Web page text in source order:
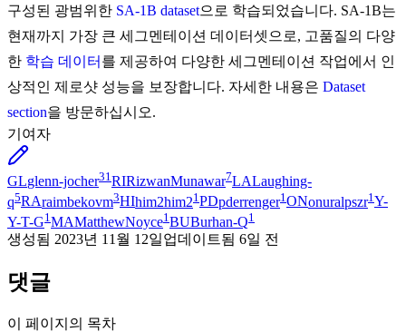
구성된 광범위한 SA-1B dataset으로 학습되었습니다. SA-1B는
현재까지 가장 큰 세그멘테이션 데이터셋으로, 고품질의 다양
한 학습 데이터 를 제공하여 다양한 세그멘테이션 작업에서 인
상적인 제로샷 성능을 보장합니다. 자세한 내용은 Dataset
section을 방문하십시오.
기여자
GLglenn-jocher31RIRizwanMunawar7LALaughing-
q5RAraimbekovm3HIhim2him21 PDpderrenger1 ONonuralpszr1 Y-
Y-T-G1 MAMatthewNoyce1 BUBurhan-Q1
생성됨 2023년 11월 12일업데이트됨 6일 전
댓글
이 페이지의 목차